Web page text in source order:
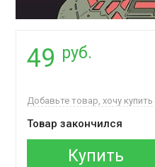
49 руб.
Добавьте товар, хочу купить
Товар закончился
Купить